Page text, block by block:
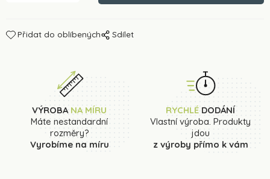
Přidat do oblíbených Sdílet
VÝROBA NA MÍRU
Máte nestandardní
rozměry?
Vyrobíme na míru
RYCHLÉDODÁNÍ
Vlastní výroba. Produkty
jdou
z výroby přímo k vám